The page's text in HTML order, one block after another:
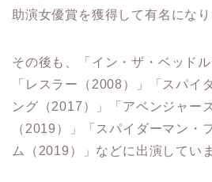
助演女優賞を獲得して有名になり
その後も、「イン・ザ・ベッド
「レスラー（2008）」「スパイ
ング（2017）」「アベンジャー
（2019）」「スパイダーマン・
ム（2019）」などに出演してい